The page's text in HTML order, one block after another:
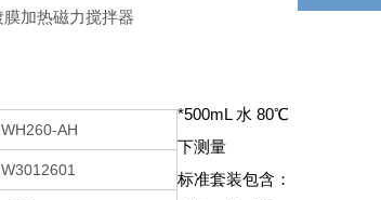
WH260-AH
W3012601
*500mL 水 80℃
下测量
标准套装包含：